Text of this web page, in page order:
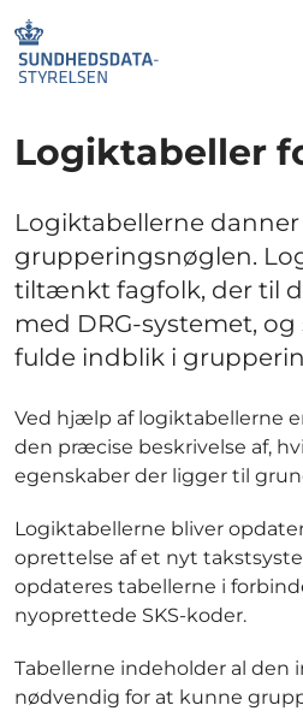
Logiktabeller
Logiktabellerne
grupperingsnøglen.
tiltænkt fagfolk, der til
med DRG-systemet,
fulde indblik i
Ved hjælp af logiktabellerne
den præcise beskrivelse af,
egenskaber der ligger til
Logiktabellerne bliver
oprettelse af et nyt
opdateres tabellerne i
nyoprettede SKS-koder.
Tabellerne indeholder al den
nødvendig for at kunne